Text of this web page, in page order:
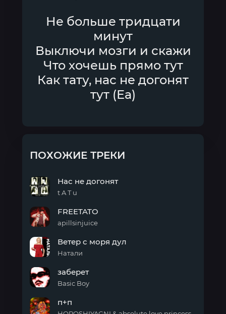
Не больше тридцати
минут
Выключи мозги и скажи
Что хочешь прямо тут
Как тату, нас не догонят
тут (Еа)
ПОХОЖИЕ ТРЕКИ
не
догонят
Нас не догонят
t A T u
FREETATO
apillsinjuice
с
моря
Ветер с моря дул
Натали
заберет
Basic Boy
п+п